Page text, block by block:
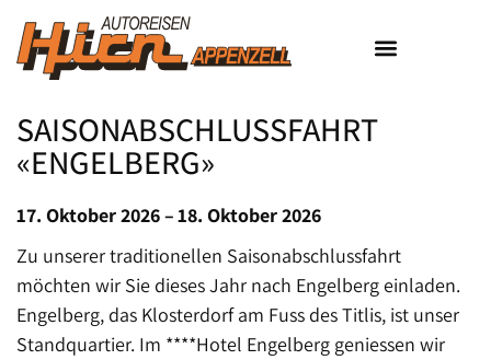
SAISONABSCHLUSSFAHRT
«ENGELBERG»
17. Oktober 2026 –18. Oktober 2026
Zu unserer traditionellen Saisonabschlussfahrt
möchten wir Sie dieses Jahr nach Engelberg einladen.
Engelberg, das Klosterdorf am Fuss des Titlis, ist unser
Standquartier. Im ****Hotel Engelberg geniessen wir